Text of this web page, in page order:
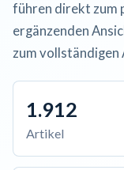
führen direkt zum
ergänzenden
zum vollständigen
1.912
Artikel